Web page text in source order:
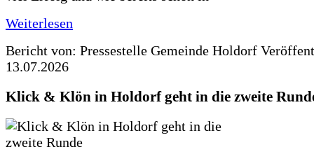
Weiterlesen
Bericht von: Pressestelle Gemeinde Holdorf
13.07.2026
Klick & Klön in Holdorf geht in die zweite